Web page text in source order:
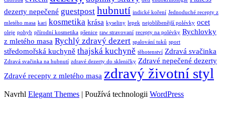
dezerty nepečené guestpost hubnutí indické koření Jednoduché recepty z
mletého masa kari kosmetika krása kyseliny lepek nejoblíbenější polévky ocet
oleje pohyb přírodní kosmetika pšenice raw stravovaní recepty na polévky Rychlovky
z mletého masa Rychlý zdravý dezert spalování tuků sport
středomořská kuchyně thajská kuchyně těhotenství Zdravá svačinka
Zdravá svačinka na hubnutí zdravé dezerty do skleničky Zdravé nepečené dezerty
Zdravé recepty z mletého masa zdravý životní styl
Navrhl Elegant Themes | Používá technologii WordPress